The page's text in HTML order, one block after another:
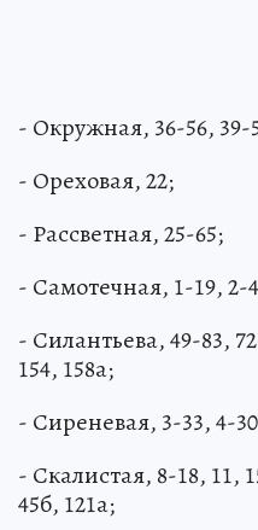
- Окружная, 36-56, 39-
- Ореховая, 22;
- Рассветная, 25-65;
- Самотечная, 1-19, 2-
- Силантьева, 49-83,
154, 158а;
- Сиреневая, 3-33, 4-
- Скалистая, 8-18, 11,
45б, 121а;